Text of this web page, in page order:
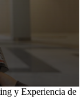
y Experiencia de